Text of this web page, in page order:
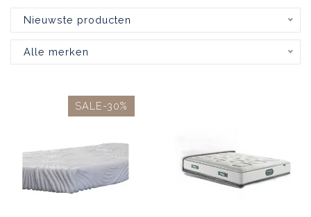
Nieuwste producten
Alle merken
SALE-30%